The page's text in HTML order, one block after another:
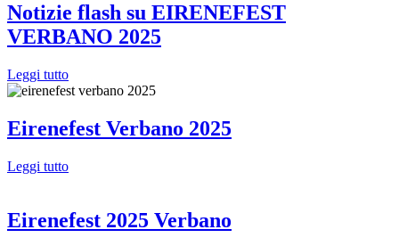
Notizie flash su EIRENEFEST
VERBANO 2025
Leggi tutto
Eirenefest Verbano 2025
Leggi tutto
Eirenefest 2025 Verbano